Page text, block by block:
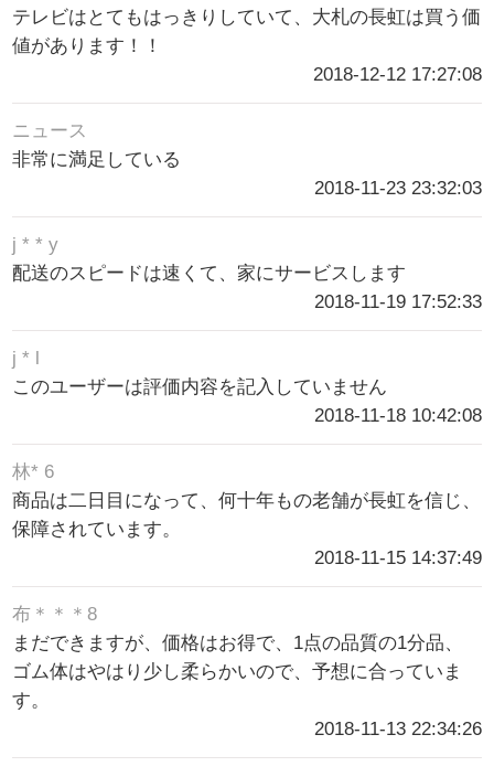
テレビはとてもはっきりしていて、大札の長虹は買う価
値があります！！
2018-12-12 17:27:08
ニュース
非常に満足している
2018-11-23 23:32:03
j * * y
配送のスピードは速くて、家にサービスします
2018-11-19 17:52:33
j * l
このユーザーは評価内容を記入していません
2018-11-18 10:42:08
林* 6
商品は二日目になって、何十年もの老舗が長虹を信じ、
保障されています。
2018-11-15 14:37:49
布＊＊＊8
まだできますが、価格はお得で、1点の品質の1分品、
ゴム体はやはり少し柔らかいので、予想に合っていま
す。
2018-11-13 22:34:26